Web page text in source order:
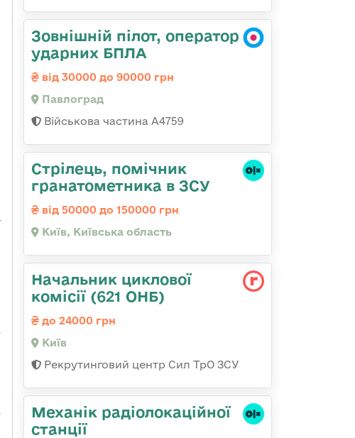
Зовнішній пілот, оператор
ударних БПЛА
від 30000 до 90000 грн
Павлоград
Військова частина А4759
Стрілець, помічник
гранатометника в ЗСУ
від 50000 до 150000 грн
Київ, Київська область
Начальник циклової
комісії (621 ОНБ)
до 24000 грн
Київ
Рекрутинговий центр Сил ТрО ЗСУ
Механік радіолокаційної
станції